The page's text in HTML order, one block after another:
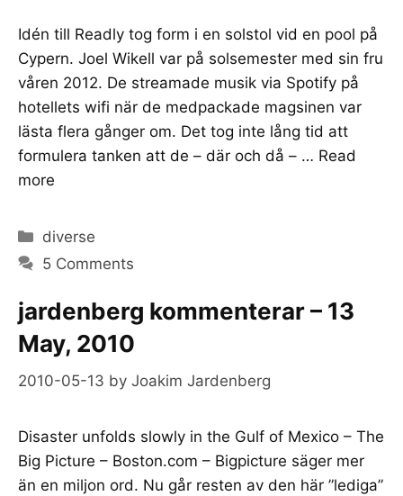
Idén till Readly tog form i en solstol vid en pool på
Cypern. Joel Wikell var på solsemester med sin fru
våren 2012. De streamade musik via Spotify på
hotellets wifi när de medpackade magsinen var
lästa flera gånger om. Det tog inte lång tid att
formulera tanken att de – där och då – … Read
more
Categories
diverse
5 Comments
jardenberg kommenterar – 13
May, 2010
2010-05-13 by Joakim Jardenberg
Disaster unfolds slowly in the Gulf of Mexico – The
Big Picture – Boston.com – Bigpicture säger mer
än en miljon ord. Nu går resten av den här ”lediga”